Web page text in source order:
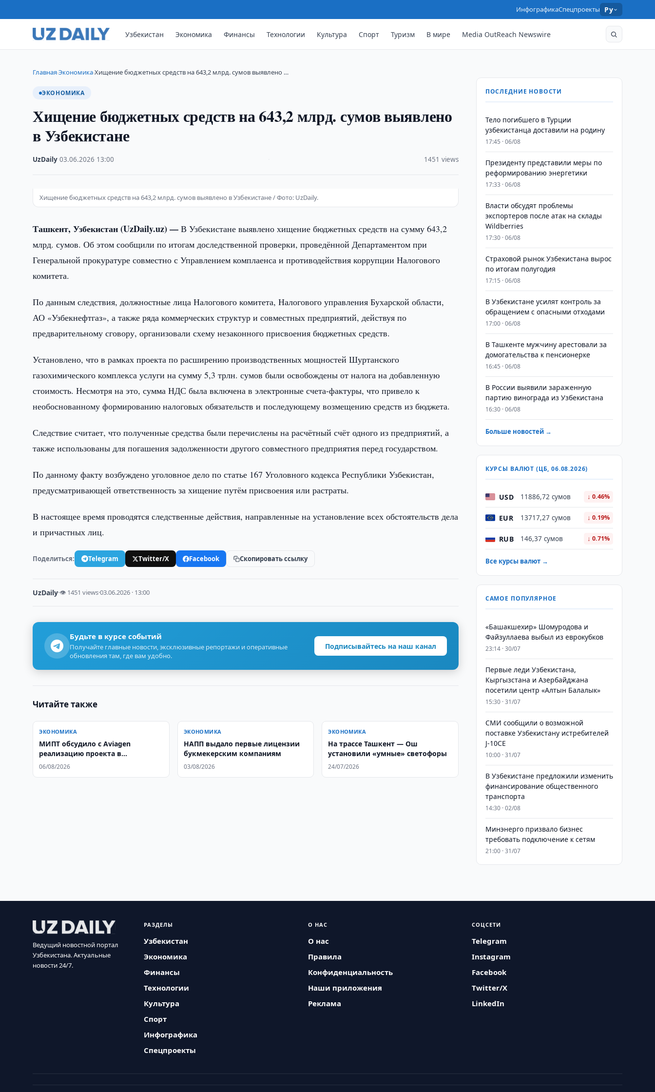
ИнфографикаСпецпроекты Ру
Узбекистан Экономика Финансы Технологии Культура Спорт Туризм В мире Media OutReach Newswire
Главная›Экономика›Хищение бюджетных средств на 643,2 млрд. сумов выявлено …
ЭКОНОМИКА
Хищение бюджетных средств на 643,2 млрд. сумов выявлено
в Узбекистане
UzDaily ·03.06.2026 13:00 1451 views
Хищение бюджетных средств на 643,2 млрд. сумов выявлено в Узбекистане / Фото: UzDaily.
Ташкент, Узбекистан (UzDaily.uz) —В Узбекистане выявлено хищение бюджетных средств на сумму 643,2
млрд. сумов. Об этом сообщили по итогам доследственной проверки, проведённой Департаментом при
Генеральной прокуратуре совместно с Управлением комплаенса и противодействия коррупции Налогового
комитета.
По данным следствия, должностные лица Налогового комитета, Налогового управления Бухарской области,
АО «Узбекнефтгаз», а также ряда коммерческих структур и совместных предприятий, действуя по
предварительному сговору, организовали схему незаконного присвоения бюджетных средств.
Установлено, что в рамках проекта по расширению производственных мощностей Шуртанского
газохимического комплекса услуги на сумму 5,3 трлн. сумов были освобождены от налога на добавленную
стоимость. Несмотря на это, сумма НДС была включена в электронные счета-фактуры, что привело к
необоснованному формированию налоговых обязательств и последующему возмещению средств из бюджета.
Следствие считает, что полученные средства были перечислены на расчётный счёт одного из предприятий, а
также использованы для погашения задолженности другого совместного предприятия перед государством.
По данному факту возбуждено уголовное дело по статье 167 Уголовного кодекса Республики Узбекистан,
предусматривающей ответственность за хищение путём присвоения или растраты.
В настоящее время проводятся следственные действия, направленные на установление всех обстоятельств дела
и причастных лиц.
Поделиться: Telegram Twitter/X Facebook Скопировать ссылку
UzDaily·👁 1451 views·03.06.2026 · 13:00
Будьте в курсе событий
Получайте главные новости, эксклюзивные репортажи и оперативные
обновления там, где вам удобно.
Подписывайтесь на наш канал
Читайте также
ЭКОНОМИКА
МИПТ обсудило с Aviagen
реализацию проекта в
птицеводстве
06/08/2026
ЭКОНОМИКА
НАПП выдало первые лицензии
букмекерским компаниям
03/08/2026
ЭКОНОМИКА
На трассе Ташкент — Ош
установили «умные» светофоры
24/07/2026
ПОСЛЕДНИЕ НОВОСТИ
Тело погибшего в Турции
узбекистанца доставили на родину
17:45 · 06/08
Президенту представили меры по
реформированию энергетики
17:33 · 06/08
Власти обсудят проблемы
экспортеров после атак на склады
Wildberries
17:30 · 06/08
Страховой рынок Узбекистана вырос
по итогам полугодия
17:15 · 06/08
В Узбекистане усилят контроль за
обращением с опасными отходами
17:00 · 06/08
В Ташкенте мужчину арестовали за
домогательства к пенсионерке
16:45 · 06/08
В России выявили зараженную
партию винограда из Узбекистана
16:30 · 06/08
Больше новостей →
КУРСЫ ВАЛЮТ (ЦБ, 06.08.2026)
USD 11886,72 сумов ↓ 0.46%
EUR 13717,27 сумов ↓ 0.19%
RUB 146,37 сумов ↓ 0.71%
Все курсы валют →
САМОЕ ПОПУЛЯРНОЕ
«Башакшехир» Шомуродова и
Файзуллаева выбыл из еврокубков
23:14 · 30/07
Первые леди Узбекистана,
Кыргызстана и Азербайджана
посетили центр «Алтын Балалык»
15:30 · 31/07
СМИ сообщили о возможной
поставке Узбекистану истребителей
J-10CE
10:00 · 31/07
В Узбекистане предложили изменить
финансирование общественного
транспорта
14:30 · 02/08
Минэнерго призвало бизнес
требовать подключение к сетям
21:00 · 31/07
Ведущий новостной портал
Узбекистана. Актуальные
новости 24/7.
РАЗДЕЛЫ
Узбекистан
Экономика
Финансы
Технологии
Культура
Спорт
Инфографика
Спецпроекты
О НАС
О нас
Правила
Конфиденциальность
Наши приложения
Реклама
СОЦСЕТИ
Telegram
Instagram
Facebook
Twitter/X
LinkedIn